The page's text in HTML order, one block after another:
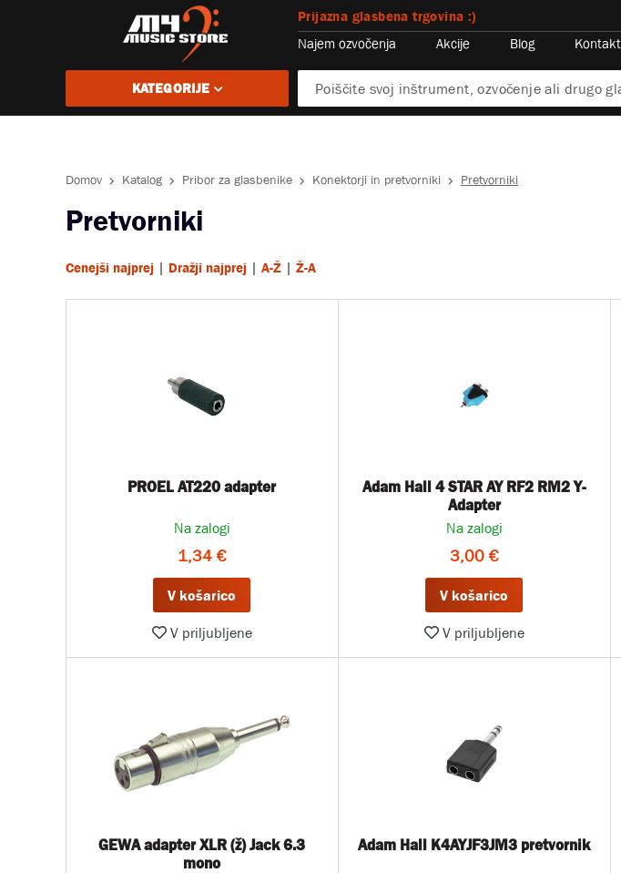
Prijazna glasbena trgovina :)
KATEGORIJE
Najem ozvočenja Akcije Blog Kontakt
Domov Katalog Pribor za glasbenike Konektorji in pretvorniki Pretvorniki
Pretvorniki
Cenejši najprej | Dražji najprej | A-Ž | Ž-A
PROEL AT220 adapter
Na zalogi
1,34 €
V košarico
V priljubljene
Adam Hall 4 STAR AY RF2 RM2 Y-
Adapter
Na zalogi
3,00 €
V košarico
V priljubljene
GEWA adapter XLR (ž) Jack 6.3
mono
Adam Hall K4AYJF3JM3 pretvornik